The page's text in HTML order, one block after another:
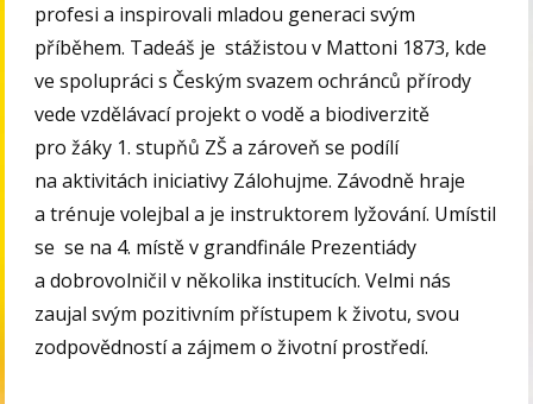
profesi a inspirovali mladou generaci svým
příběhem. Tadeáš je stážistou v Mattoni 1873, kde
ve spolupráci s Českým svazem ochránců přírody
vede vzdělávací projekt o vodě a biodiverzitě
pro žáky 1. stupňů ZŠ a zároveň se podílí
na aktivitách iniciativy Zálohujme. Závodně hraje
a trénuje volejbal a je instruktorem lyžování. Umístil
se se na 4. místě v grandfinále Prezentiády
a dobrovolničil v několika institucích. Velmi nás
zaujal svým pozitivním přístupem k životu, svou
zodpovědností a zájmem o životní prostředí.